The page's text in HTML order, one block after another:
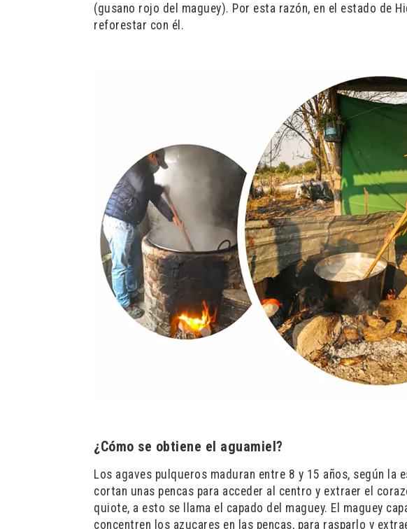
(gusano rojo del maguey). Por esta razón, en el estado de
reforestar con él.
¿Cómo se obtiene el aguamiel?
Los agaves pulqueros maduran entre 8 y 15 años, según la
cortan unas pencas para acceder al centro y extraer el
quiote, a esto se llama el capado del maguey. El maguey
concentren los azucares en las pencas, para rasparlo y